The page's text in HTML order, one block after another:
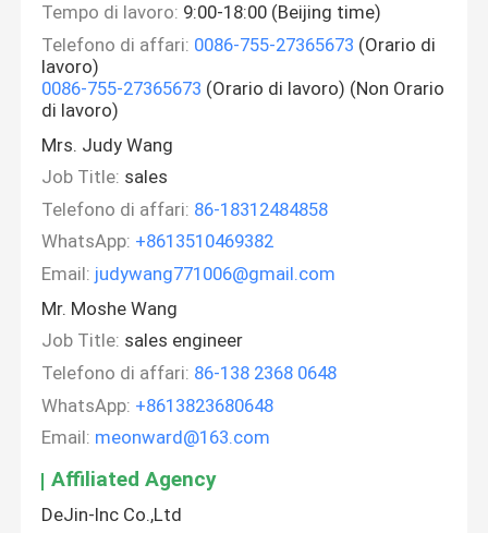
Tempo di lavoro: 9:00-18:00 (Beijing time)
Telefono di affari: 0086-755-27365673 (Orario di
lavoro)
0086-755-27365673 (Orario di lavoro) (Non Orario
di lavoro)
Mrs. Judy Wang
Job Title: sales
Telefono di affari: 86-18312484858
WhatsApp: +8613510469382
Email: judywang771006@gmail.com
Mr. Moshe Wang
Job Title: sales engineer
Telefono di affari: 86-138 2368 0648
WhatsApp: +8613823680648
Email: meonward@163.com
Affiliated Agency
DeJin-Inc Co.,Ltd